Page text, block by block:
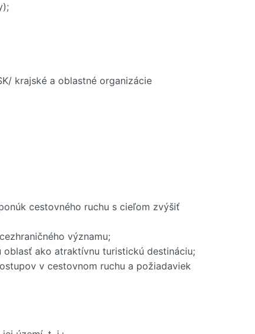
krajské a oblastné organizácie
cestovného ruchu s cieľom zvýšiť
významu;
ako atraktívnu turistickú destináciu;
v cestovnom ruchu a požiadaviek